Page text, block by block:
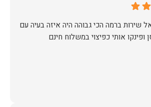
שירות ברמה הכי גבוהה היה איזה בעיה עם
אותי כפיצוי במשלוח חינם